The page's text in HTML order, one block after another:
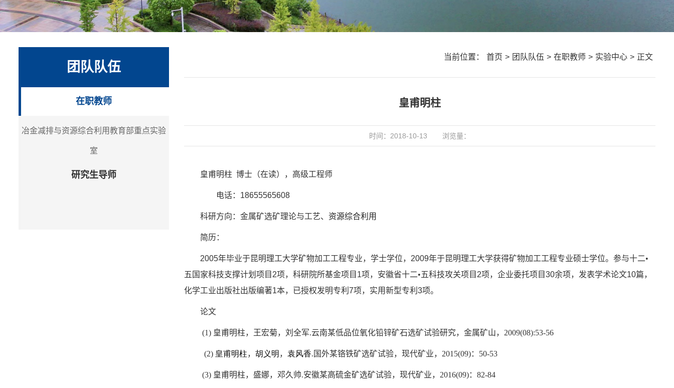
团队队伍
在职教师
冶金减排与资源综合利用教育部重点实验
室
研究生导师
当前位置： 首页 > 团队队伍 > 在职教师 > 实验中心 > 正文
皇甫明柱
时间：2018-10-13 浏览量：
皇甫明柱 博士（在读），高级工程师
电话： 18655565608
科研方向： 金属矿选矿理论与工艺、 资源综合利用
简历：
2005年毕业于昆明理工大学矿物加工工程专业，学士学位， 2009年于昆明理工大学获得矿物加工工程专业硕士学位。参与十二•
五国家科技支撑计划项目 2项，科研院所基金项目 1项，安徽省十二•五科技攻关项目 2项，企业委托项目30余项，发表学术论文10篇，
化学工业出版社出版编著1本，已授权发明专利 7项，实用新型专利 3项。
论文
(1) 皇甫明柱，王宏菊，刘全军.云南某低品位氧化铅锌矿石选矿试验研究，金属矿山， 2009(08):53-56
(2) 皇甫明柱， 胡义明 ， 袁风香. 国外某铬铁矿选矿试验，现代矿业， 2015(09)： 50-53
(3) 皇甫明柱，盛娜，邓久帅.安徽某高硫金矿选矿试验，现代矿业， 2016(09)： 82-84